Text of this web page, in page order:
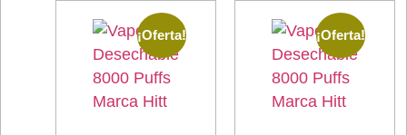
¡Oferta! ¡Oferta!